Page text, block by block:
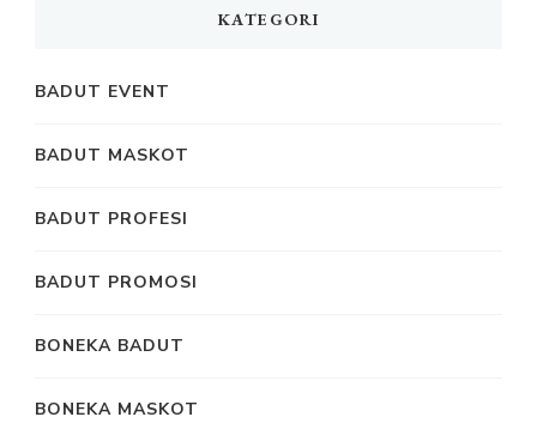
KATEGORI
BADUT EVENT
BADUT MASKOT
BADUT PROFESI
BADUT PROMOSI
BONEKA BADUT
BONEKA MASKOT